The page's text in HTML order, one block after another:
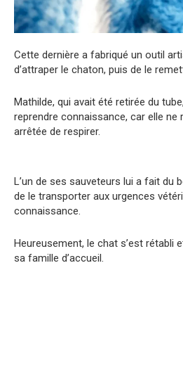
Cette dernière a fabriqué un outil
d’attraper le chaton, puis de le
Mathilde, qui avait été retirée du
reprendre connaissance, car elle ne
arrêtée de respirer.
L’un de ses sauveteurs lui a fait du
de le transporter aux urgences
connaissance.
Heureusement, le chat s’est rétabli
sa famille d’accueil.